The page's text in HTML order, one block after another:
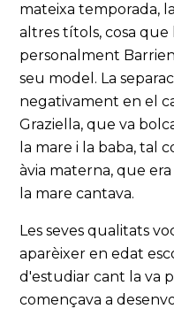
mateixa temporada,
altres títols, cosa
personalment
seu model. La
negativament en el
Graziella, que va
la mare i la baba, tal
àvia materna, que
la mare cantava.
Les seves qualitats
aparèixer en edat
d'estudiar cant la va
començava a